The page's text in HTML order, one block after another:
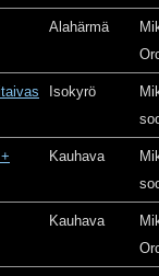
Alahärmä
Isokyrö
Kauhava
Kauhava